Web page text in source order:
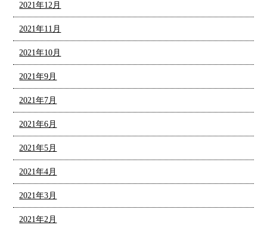
2021年12月
2021年11月
2021年10月
2021年9月
2021年7月
2021年6月
2021年5月
2021年4月
2021年3月
2021年2月